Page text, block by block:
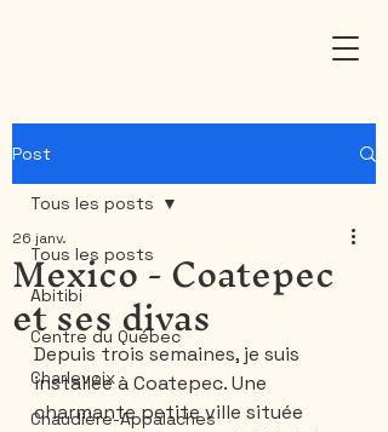
Post
Tous les posts
Abitibi
Centre du Québec
Charlevoix
Chaudière-Appalaches
Tous les posts
Mexico - Coatepec
et ses divas
26 janv.
Depuis trois semaines, je suis
installée à Coatepec. Une
charmante petite ville située